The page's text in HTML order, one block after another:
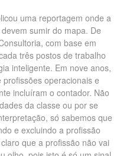
uma reportagem onde a
sumir do mapa. De
com base em
três postos de trabalho
inteligente. Em nove anos,
operacionais e
incluíram o contador. Não
da classe ou por se
só sabemos que
e excluindo a profissão
que a profissão não vai